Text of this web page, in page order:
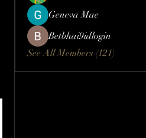
Geneva Mae
Betbhai9idlogin
See All Members (121)